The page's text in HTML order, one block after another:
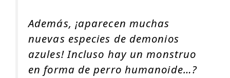
Además, ¡aparecen muchas
nuevas especies de demonios
azules! Incluso hay un monstruo
en forma de perro humanoide…?